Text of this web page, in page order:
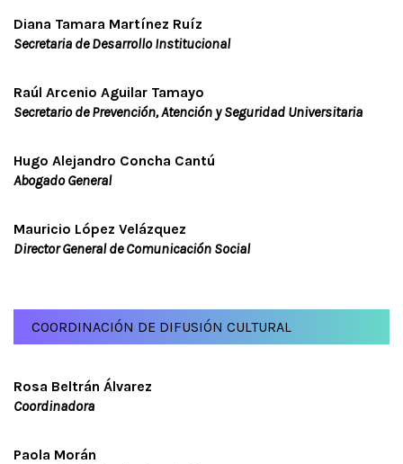
Diana Tamara Martínez Ruíz
Secretaria de Desarrollo Institucional
Raúl Arcenio Aguilar Tamayo
Secretario de Prevención, Atención y Seguridad Universitaria
Hugo Alejandro Concha Cantú
Abogado General
Mauricio López Velázquez
Director General de Comunicación Social
COORDINACIÓN DE DIFUSIÓN CULTURAL
Rosa Beltrán Álvarez
Coordinadora
Paola Morán